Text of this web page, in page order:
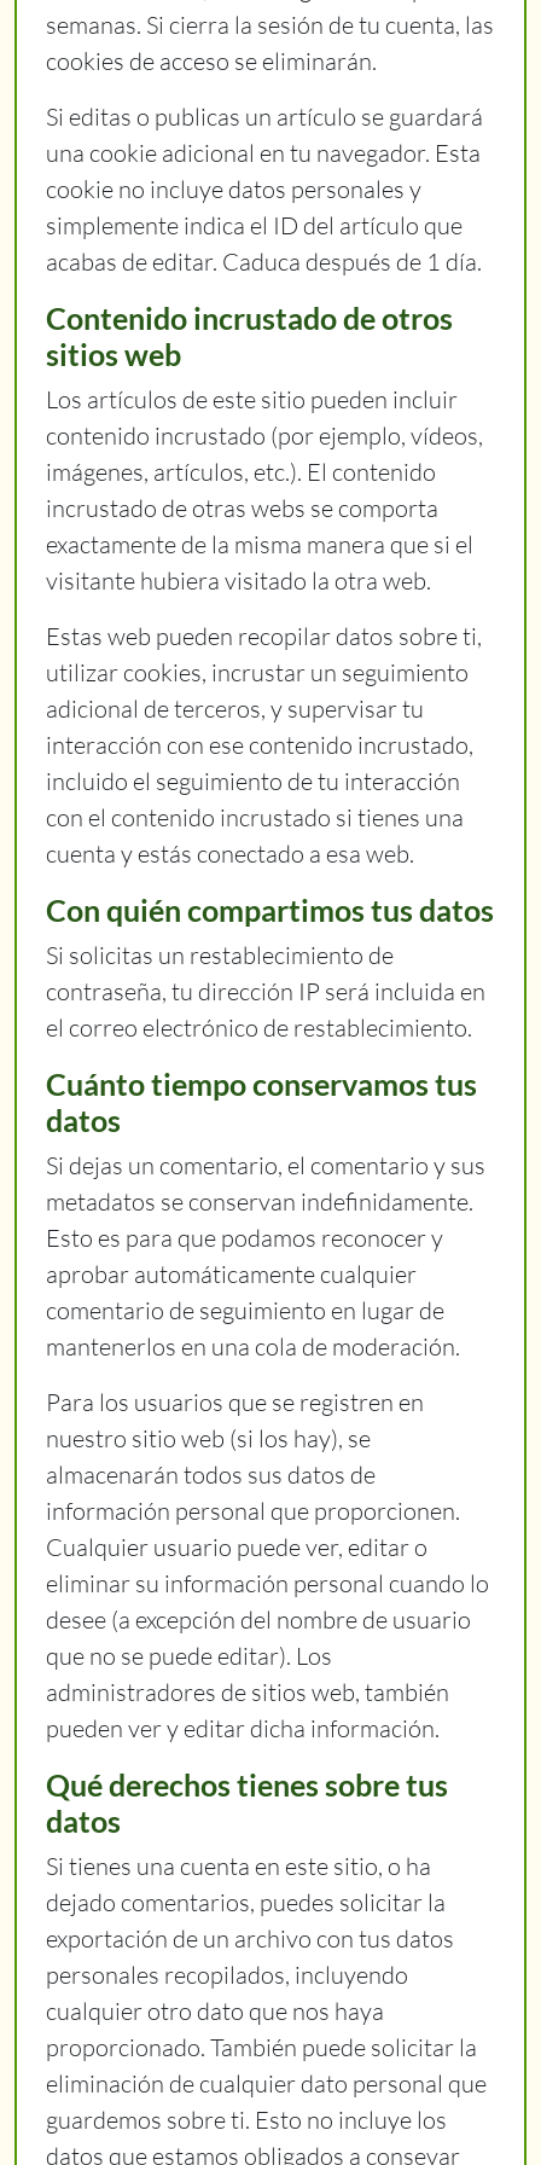
semanas. Si cierra la sesión de tu cuenta, las
cookies de acceso se eliminarán.
Si editas o publicas un artículo se guardará
una cookie adicional en tu navegador. Esta
cookie no incluye datos personales y
simplemente indica el ID del artículo que
acabas de editar. Caduca después de 1 día.
Contenido incrustado de otros
sitios web
Los artículos de este sitio pueden incluir
contenido incrustado (por ejemplo, vídeos,
imágenes, artículos, etc.). El contenido
incrustado de otras webs se comporta
exactamente de la misma manera que si el
visitante hubiera visitado la otra web.
Estas web pueden recopilar datos sobre ti,
utilizar cookies, incrustar un seguimiento
adicional de terceros, y supervisar tu
interacción con ese contenido incrustado,
incluido el seguimiento de tu interacción
con el contenido incrustado si tienes una
cuenta y estás conectado a esa web.
Con quién compartimos tus datos
Si solicitas un restablecimiento de
contraseña, tu dirección IP será incluida en
el correo electrónico de restablecimiento.
Cuánto tiempo conservamos tus
datos
Si dejas un comentario, el comentario y sus
metadatos se conservan indefinidamente.
Esto es para que podamos reconocer y
aprobar automáticamente cualquier
comentario de seguimiento en lugar de
mantenerlos en una cola de moderación.
Para los usuarios que se registren en
nuestro sitio web (si los hay), se
almacenarán todos sus datos de
información personal que proporcionen.
Cualquier usuario puede ver, editar o
eliminar su información personal cuando lo
desee (a excepción del nombre de usuario
que no se puede editar). Los
administradores de sitios web, también
pueden ver y editar dicha información.
Qué derechos tienes sobre tus
datos
Si tienes una cuenta en este sitio, o ha
dejado comentarios, puedes solicitar la
exportación de un archivo con tus datos
personales recopilados, incluyendo
cualquier otro dato que nos haya
proporcionado. También puede solicitar la
eliminación de cualquier dato personal que
guardemos sobre ti. Esto no incluye los
datos que estamos obligados a consevar